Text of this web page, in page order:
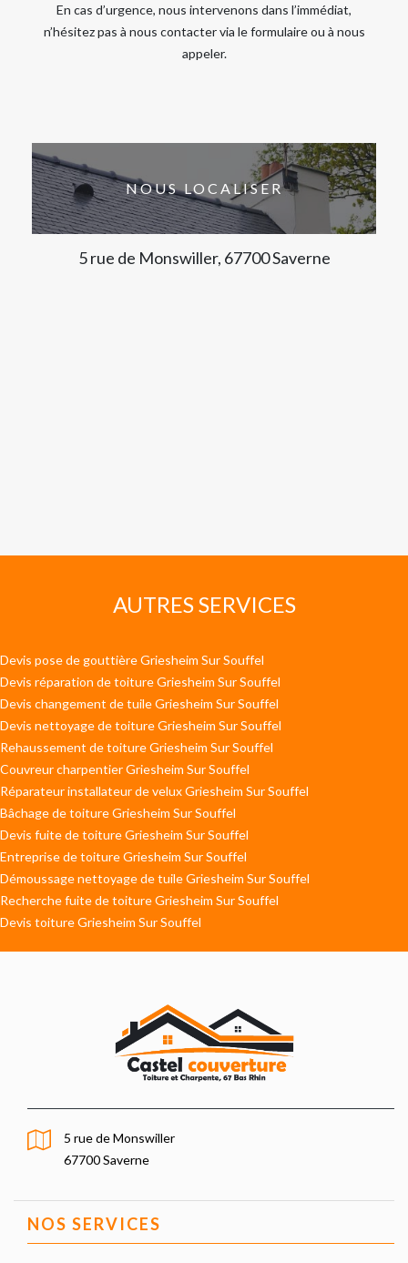
En cas d’urgence, nous intervenons dans l’immédiat,
n’hésitez pas à nous contacter via le formulaire ou à nous
appeler.
NOUS LOCALISER
5 rue de Monswiller, 67700 Saverne
AUTRES SERVICES
Devis pose de gouttière Griesheim Sur Souffel
Devis réparation de toiture Griesheim Sur Souffel
Devis changement de tuile Griesheim Sur Souffel
Devis nettoyage de toiture Griesheim Sur Souffel
Rehaussement de toiture Griesheim Sur Souffel
Couvreur charpentier Griesheim Sur Souffel
Réparateur installateur de velux Griesheim Sur Souffel
Bâchage de toiture Griesheim Sur Souffel
Devis fuite de toiture Griesheim Sur Souffel
Entreprise de toiture Griesheim Sur Souffel
Démoussage nettoyage de tuile Griesheim Sur Souffel
Recherche fuite de toiture Griesheim Sur Souffel
Devis toiture Griesheim Sur Souffel
5 rue de Monswiller
67700 Saverne
NOS SERVICES